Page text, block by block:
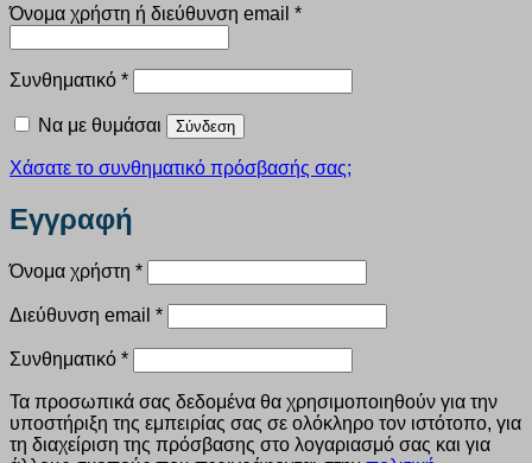
Όνομα χρήστη ή διεύθυνση email *Απαιτείται
Συνθηματικό *Απαιτείται
Να με θυμάσαι Σύνδεση
Χάσατε το συνθηματικό πρόσβασής σας;
Εγγραφή
Όνομα χρήστη *Απαιτείται
Διεύθυνση email *Απαιτείται
Συνθηματικό *Απαιτείται
Τα προσωπικά σας δεδομένα θα χρησιμοποιηθούν για την
υποστήριξη της εμπειρίας σας σε ολόκληρο τον ιστότοπο, για
τη διαχείριση της πρόσβασης στο λογαριασμό σας και για